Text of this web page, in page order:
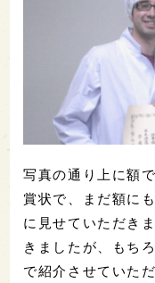
写真の通り上に額
賞状で、まだ額に
に見せていただき
きましたが、もち
で紹介させていただ